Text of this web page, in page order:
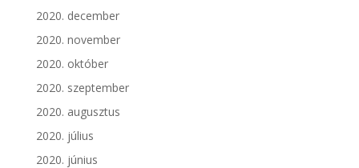
2020. december
2020. november
2020. október
2020. szeptember
2020. augusztus
2020. július
2020. június